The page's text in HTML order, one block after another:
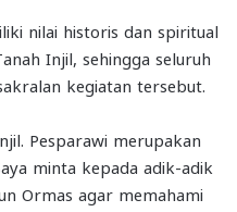
nilai historis dan spiritual
Injil, sehingga seluruh
kegiatan tersebut.
Pesparawi merupakan
minta kepada adik-adik
Ormas agar memahami